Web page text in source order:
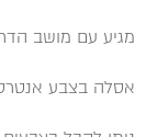
מגיע עם מושב
אסלה בצבע